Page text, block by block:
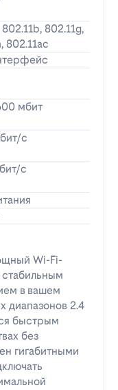
802.11g,
802.11ac
мбит
с
с
Wi-Fi-
в вашем
диапазонов 2.4
быстрым
без
гигабитными